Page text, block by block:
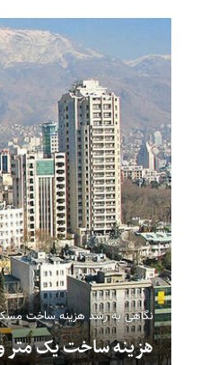
نگاهی به رشد هزینه ساخت مسکن
هزینه ساخت یک